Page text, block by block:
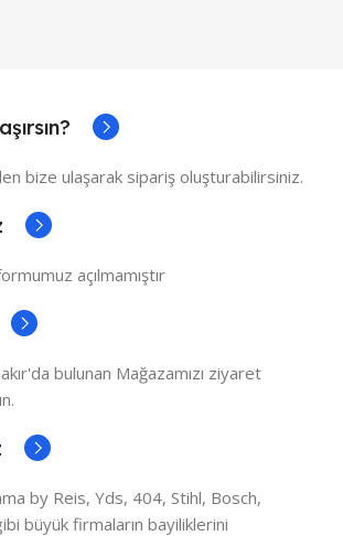
bize ulaşarak sipariş oluşturabilirsiniz.
açılmamıştır
bulunan Mağazamızı ziyaret
by Reis, Yds, 404, Stihl, Bosch,
büyük firmaların bayiliklerini